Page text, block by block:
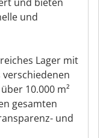
und
Lager mit
verschiedenen
10.000 m²
gesamten
und